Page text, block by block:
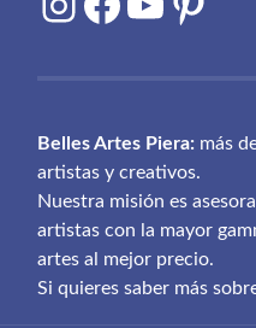
Belles Artes Piera: más
artistas y creativos.
Nuestra misión es
artistas con la mayor
artes al mejor precio.
Si quieres saber más